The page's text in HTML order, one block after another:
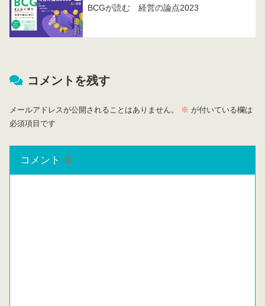
BCGが読む 経営の論点2023
コメントを残す
メールアドレスが公開されることはありません。 ※ が付いている欄は
必須項目です
コメント ※